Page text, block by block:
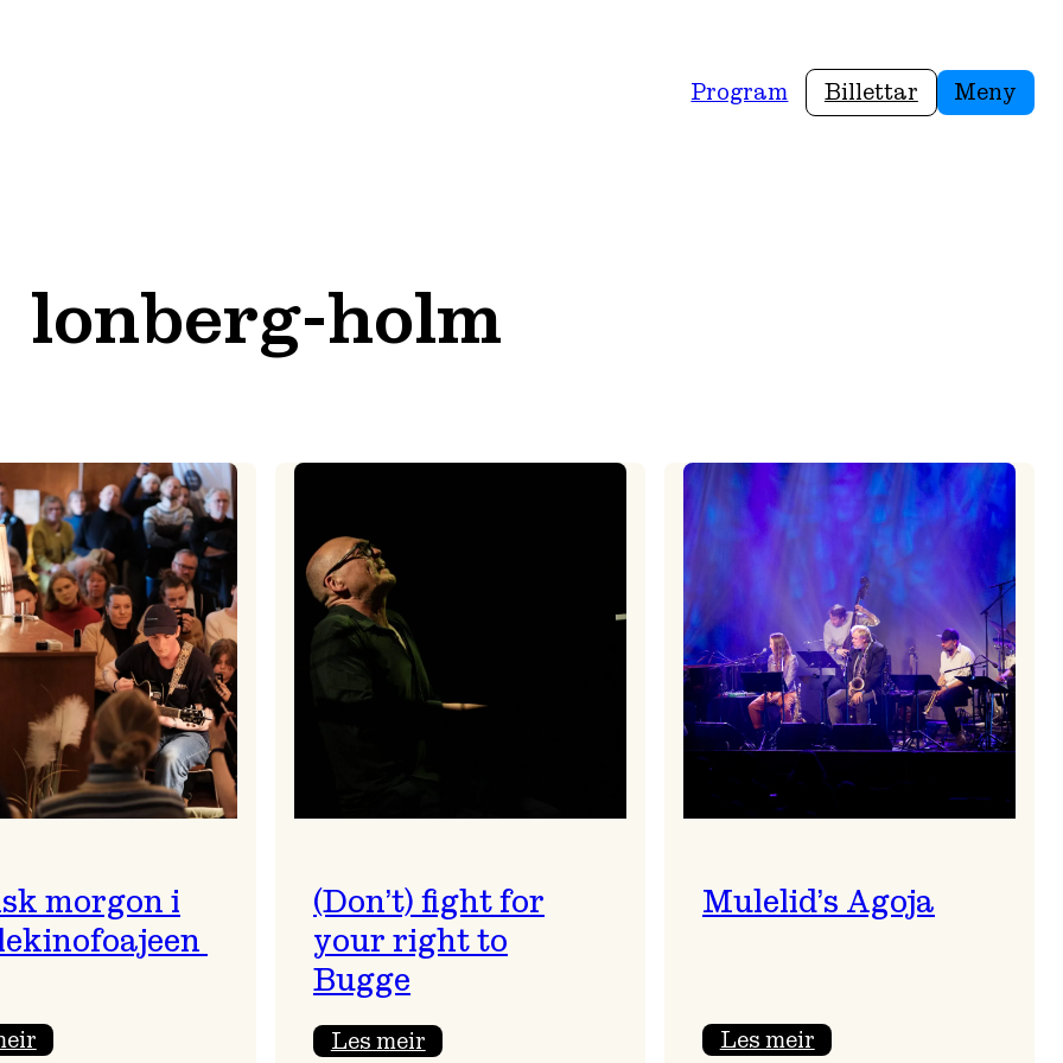
Program Billettar Meny
lonberg-holm
morgon i
:
(Don’t) fight for
your right to
Bugge
Les meir:
Mulelid’s Agoja
Les meir: